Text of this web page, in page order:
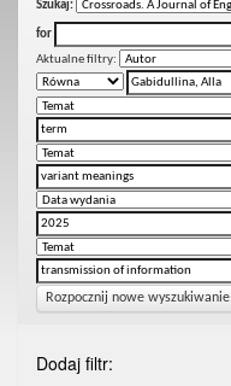
Szukaj:
for
Aktualne filtry:
Rozpocznij nowe wyszukiwanie
Dodaj filtr: